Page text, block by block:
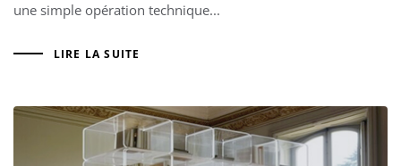
une simple opération technique...
LIRE LA SUITE